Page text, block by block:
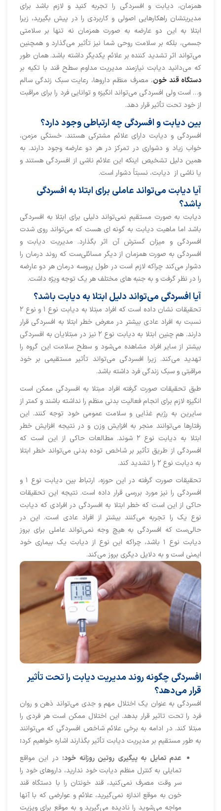
همزمان، دیابت و افسردگی را تجربه کنید و لازم باشد برای
مدیریتشان راهکارهایی اصولی و کاربردی را در پیش بگیرید، زیرا
ابتلا به این دو عارضه به صورت همزمان نه تنها بر سلامتی
جسمی، بلکه بر سلامت روحی شما نیز تأثیر می‌گذارد و همچنین
می‌تواند اثر تشدید کننده بر علائم یکدیگر داشته باشد. همان طور
که می‌دانید دیابت نیازمند مدیریت مداوم سطح قند با تکیه بر
دستگاه قند خون، مصرف منظم داروها، رعایت سبک زندگی سالم
و… است ولی افسردگی می‌تواند انگیزه و توانایی فرد را برای مراقبت
از خود تحت تأثیر قرار دهد.
بین دیابت و افسردگی چه ارتباطی وجود دارد؟
افسردگی و دیابت دارای علائم مشترکی هستند. خستگی مزمن،
خواب زیاد و دشواری در تمرکز در هر دو عارضه وجود دارند. به
همین دلیل تشخیص اینکه این علائم ناشی از افسردگی هستند و
یا ناشی از دیابت، نسبتاً دشوار است.
آیا دیابت می‌تواند عاملی برای ابتلا به افسردگی
باشد؟
دیابت به صورت مستقیم نمی‌تواند دلیلی برای ابتلا به افسردگی
باشد اما ماهیت دیابت به گونه ای هست که می‌تواند روی شدت
افسردگی و میزان گسترش آن اثر بگذارد. مدیریت دیابت و
افسردگی به صورت همزمان از دیگر مسائلی‌ست که روند درمان را
دشوار می‌کند چراکه لازم است در طول پروسه درمان هر دو عارضه
را در نظر گرفت و به جنبه های مختلف هر یک توجه ویژه داشت.
آیا افسردگی می‌تواند دلیل ابتلا به دیابت باشد؟
تحقیقات نشان داده است که افراد مبتلا به دیابت نوع ۱ و نوع ۲
نسبت به افراد عادی بیشتر در معرض خطر ابتلا به افسردگی قرار
دارند. هم چنین ابتلا به دیابت نوع ۲ نیز در مبتلایان به افسردگی
بیشتر از سایر افراد مشاهده می‌شود و سطح سلامت این گروه را
تهدید می‌کند. زیرا افسردگی می‌تواند تأثیر مستقیمی بر خود
مراقبتی و سبک زندگی فرد داشته باشد.
طبق تحقیقات صورت گرفته افراد مبتلا به افسردگی ممکن است
انگیزه لازم برای انجام فعالیت بدنی منظم را نداشته باشند و کمتر از
سایرین به رژیم غذایی و سلامت عمومی خود توجه کنند. این
رفتارها می‌توانند منجر به افزایش وزن و در نتیجه افزایش خطر
ابتلا به دیابت نوع ۲ شوند. مطالعات حاکی از این است که
افسردگی از طریق تأثیر بر شاخص توده بدنی می‌تواند خطر ابتلا
به دیابت نوع ۲ را تشدید کند.
تحقیقات صورت گرفته در این حوزه، ارتباط بین دیابت نوع ۱ و
افسردگی را نیز مورد بررسی قرار داده است. نتیجه این تحقیقات
حاکی از این است که خطر ابتلا به افسردگی در افرادی که دیابت
نوع یک را تجربه می‌کنند بیشتر از افراد عادی ا‌ست. این در
حالی‌ست که افسردگی به هیچ وجه نمی‌تواند عاملی برای بروز
دیابت نوع ۱ باشد، چراکه این نوع از دیابت یک بیماری خود
ایمنی‌ است و به دلایل دیگری بروز می‌کند.
افسردگی چگونه روند مدیریت دیابت را تحت تأثیر
قرار می‌دهد؟
افسردگی به عنوان یک اختلال مهم و جدی می‌تواند ذهن و روان
فرد را تحت تاثیر قرار بدهد. این اختلال ممکن است هر فردی را
مبتلا کند. در ادامه به برخی علائم شاخص افسردگی که می‌توانند
به طور مستقیم بر مدیریت دیابت تأثیر بگذارند اشاره خواهیم کرد:
عدم تمایل به پیگیری روتین روزانه خود: در این مواقع
تمایلی به کنترل منظم دیابت خود ندارید، داروهای خود را
سر وقت مصرف نمی‌کنید، قند خونتان را با دستگاه قند
خون به موقع اندازه نمی‌گیرید، علائم و عوارضی که با آنها
مواجه می‌شوید را نادیده می‌گیرید و به موقع برای ویزیت